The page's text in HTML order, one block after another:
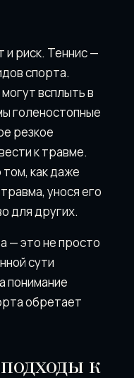
и риск. Теннис —
спорта.
всплыть в
голеностопные
резкое
к травме.
как даже
унося его
для других.
— это не просто
сути
понимание
обретает
к